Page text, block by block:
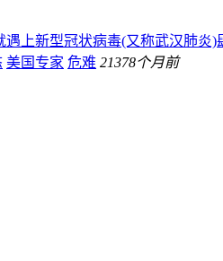
遇上新型冠状病毒(又称武汉肺炎
美国专家 危难 21378个月前